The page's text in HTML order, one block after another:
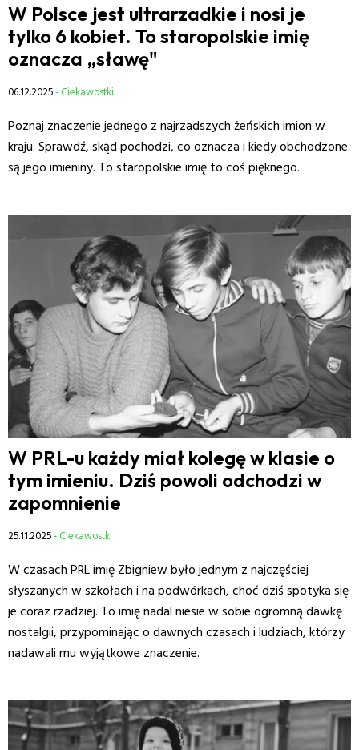
W Polsce jest ultrarzadkie i nosi je
tylko 6 kobiet. To staropolskie imię
oznacza „sławę"
06.12.2025- Ciekawostki
Poznaj znaczenie jednego z najrzadszych żeńskich imion w
kraju. Sprawdź, skąd pochodzi, co oznacza i kiedy obchodzone
są jego imieniny. To staropolskie imię to coś pięknego.
W PRL-u każdy miał kolegę w klasie o
tym imieniu. Dziś powoli odchodzi w
zapomnienie
25.11.2025- Ciekawostki
W czasach PRL imię Zbigniew było jednym z najczęściej
słyszanych w szkołach i na podwórkach, choć dziś spotyka się
je coraz rzadziej. To imię nadal niesie w sobie ogromną dawkę
nostalgii, przypominając o dawnych czasach i ludziach, którzy
nadawali mu wyjątkowe znaczenie.